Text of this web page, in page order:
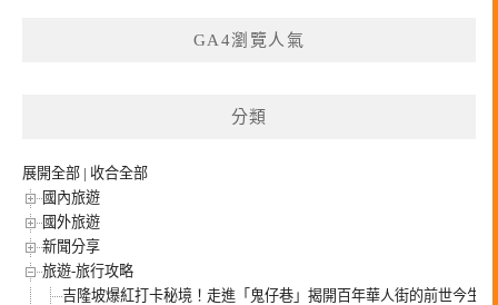
GA4瀏覽人氣
分類
展開全部 | 收合全部
國內旅遊
國外旅遊
新聞分享
旅遊-旅行攻略
吉隆坡爆紅打卡秘境！走進「鬼仔巷」揭開百年華人街的前世今生